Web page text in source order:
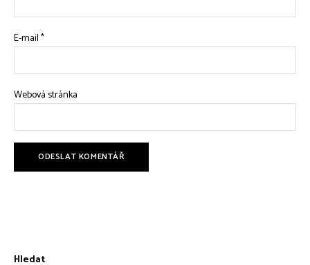
E-mail*
Webová stránka
Hledat